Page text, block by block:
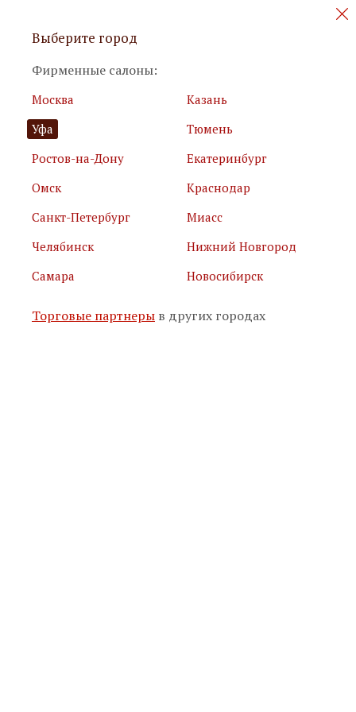
Персональные акции и новинки
Я принимаю
условия использования сайта
Я соглашаюсь сполитикой обработки персональных
Подписаться
Выберите город
Фирменные салоны:
Москва
Казань
Уфа
Тюмень
Ростов-на-Дону
Екатеринбург
Омск
Краснодар
Санкт-Петербург
Миасс
Челябинск
Нижний Новгород
Самара
Новосибирск
Торговые партнеры в других городах